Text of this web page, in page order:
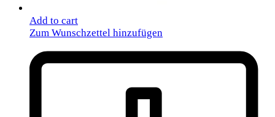
Add to cart
Zum Wunschzettel hinzufügen